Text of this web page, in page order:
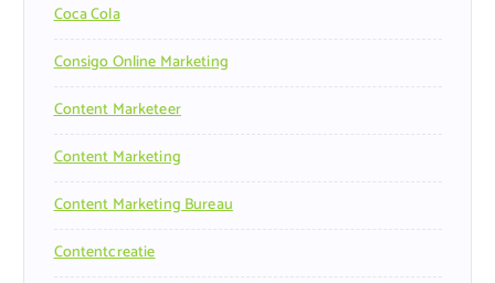
Coca Cola
Consigo Online Marketing
Content Marketeer
Content Marketing
Content Marketing Bureau
Contentcreatie